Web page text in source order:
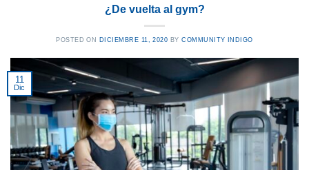
¿De vuelta al gym?
POSTED ON DICIEMBRE 11, 2020 BYCOMMUNITY INDIGO
11
Dic